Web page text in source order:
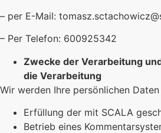
– per E-Mail:
– Per Telefon: 600925342
Zwecke der Verarbeitung
die Verarbeitung
Wir werden Ihre persönlichen
Erfüllung der mit SCALA
Betrieb eines